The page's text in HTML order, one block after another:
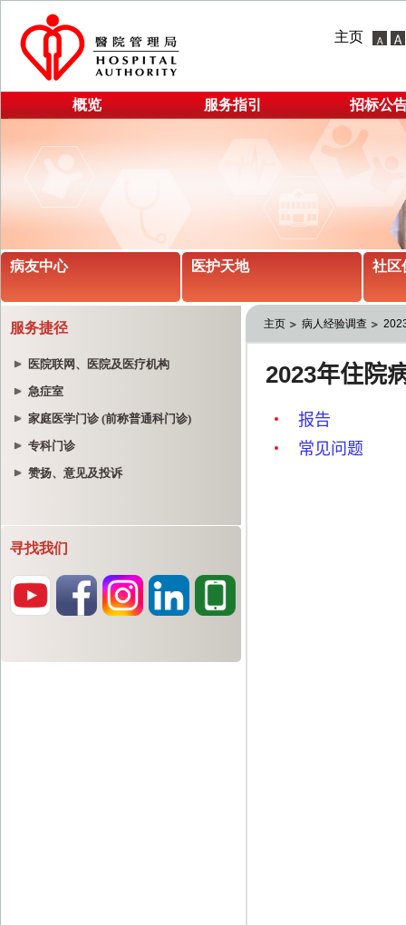
主页
概览 服务指引 招标公
病友中心 医护天地 社区
服务捷径
医院联网、医院及医疗机构
急症室
家庭医学门诊 (前称普通科门诊)
专科门诊
赞扬、意见及投诉
寻找我们
主页 病人经验调查